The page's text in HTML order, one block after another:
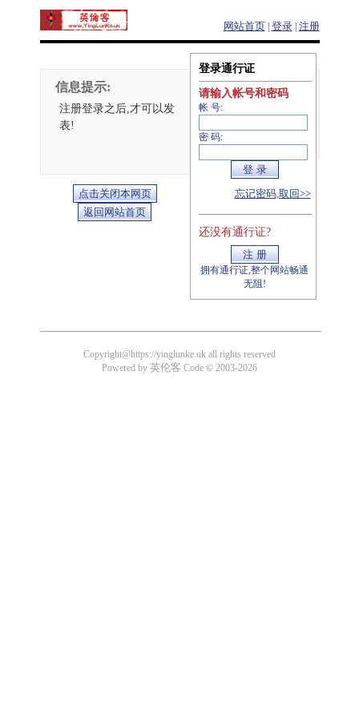
网站首页 登录| 注册
信息提示:
注册登录之后,才可以发
表!
登录通行证
请输入帐号和密码
帐 号:
密 码:
忘记密码,取回>>
还没有通行证?
拥有通行证,整个网站畅通
无阻!
Copyright@https://yinglunke.uk all rights reserved
Powered by 英伦客 Code © 2003-2026